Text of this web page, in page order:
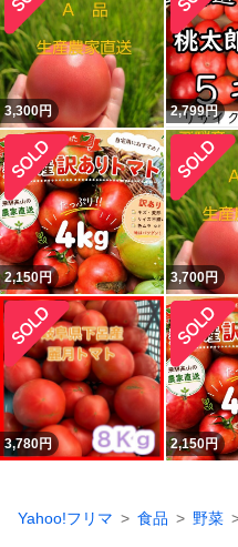
3,300円 2,799円
2,150円 3,700円
3,780円 2,150円
Yahoo!フリマ 食品 野菜